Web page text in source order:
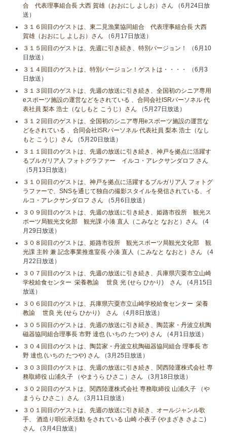
合 代表理事組合長 大西 賀雄（おおにし よしお）さん （6月24日放
送）
３１６回目のゲストは、東二見漁業協同組合 代表理事組合長 大西
賀雄（おおにし よしお）さん （6月17日放送）
３１５回目のゲストは、先週に引き続き、特別バージョン！
（6月10
日放送）
３１４回目のゲストは、特別バージョン！ゲストは・・・・
（6月3
日放送）
３１３回目のゲストは、先週の放送に引き続き、全国初のシニア専用
eスポーツ施設の運営などをされている 、合同会社ISRパーソネル 代
表社員 梨本 浩士（なしもと こうじ）さん （5月27日放送）
３１２回目のゲストは、全国初のシニア専用eスポーツ施設の運営な
どをされている 、合同会社ISRパーソネル 代表社員 梨本 浩士（なし
もと こうじ）さん （5月20日放送）
３１１回目のゲストは、先週の放送に引き続き、神戸を拠点に活躍す
るブルガリア人 フォトグラファー イルコ・アレクサンダロフ さん
（5月13日放送）
３１０回目のゲストは、神戸を拠点に活躍するブルガリア人 フォトグ
ラファーで、SNSを通じて独自の撮影スタイルを発信されている、イ
ルコ・アレクサンダロフ さん （5月6日放送）
３０９回目のゲストは、先週の放送に引き続き、姫路市役所 観光ス
ポーツ局観光文化部 観光課 小湊 直人（こみなと なおと）さん （4
月29日放送）
３０８回目のゲストは、姫路市役所 観光スポーツ局観光文化部 観
光課 主幹 兼 記念事業推進室長 小湊 直人（こみなと なおと）さん （4
月22日放送）
３０７回目のゲストは、先週の放送に引き続き、兵庫県宍粟市立山崎
学校給食センター 栄養教諭 世良 光 (せら ひかり) さん （4月15日
放送）
３０６回目のゲストは、兵庫県宍粟市立山崎学校給食センター 栄養
教諭 世良 光 (せら ひかり) さん （4月8日放送）
３０５回目のゲストは、先週の放送に引き続き、陶芸家・丹波立杭陶
磁器協同組合理事長 市野 達也 (いちの たつや) さん （4月1日放送）
３０４回目のゲストは、陶芸家・丹波立杭陶磁器協同組合 理事長 市
野 達也 (いちの たつや) さん （3月25日放送）
３０３回目のゲストは、先週の放送に引き続き、関西陸運株式会社 専
務取締役 山浦久子 （やまうら ひさこ）さん （3月18日放送）
３０２回目のゲストは、関西陸運株式会社 専務取締役 山浦久子 （や
まうら ひさこ）さん （3月11日放送）
３０１回目のゲストは、先週の放送に引き続き、オールジャンル歌
手、 酒造り唄伝承活動 をされている 山崎 小夜子 (やまざき さよこ)
さん （3月4日放送）